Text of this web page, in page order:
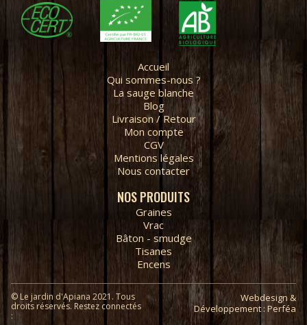
Accueil
Qui sommes-nous ?
La sauge blanche
Blog
Livraison / Retour
Mon compte
CGV
Mentions légales
Nous contacter
NOS PRODUITS
Graines
Vrac
Bâton - smudge
Tisanes
Encens
© Le jardin d'Apiana 2021. Tous
droits réservés. Restez connectés
:
Webdesign &
Développement : Perféa